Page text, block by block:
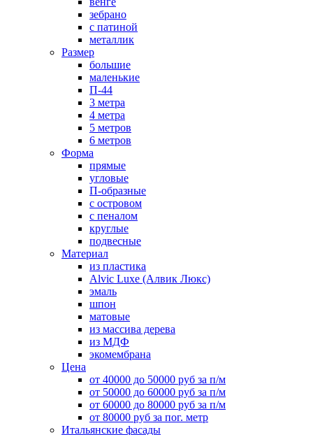
зебрано
с патиной
металлик
Размер
большие
маленькие
П-44
3 метра
4 метра
5 метров
6 метров
Форма
прямые
угловые
П-образные
с островом
с пеналом
круглые
подвесные
Материал
из пластика
Alvic Luxe (Алвик Люкс)
эмаль
шпон
матовые
из массива дерева
из МДФ
экомембрана
Цена
от 40000 до 50000 руб за п/м
от 50000 до 60000 руб за п/м
от 60000 до 80000 руб за п/м
от 80000 руб за пог. метр
Итальянские фасады